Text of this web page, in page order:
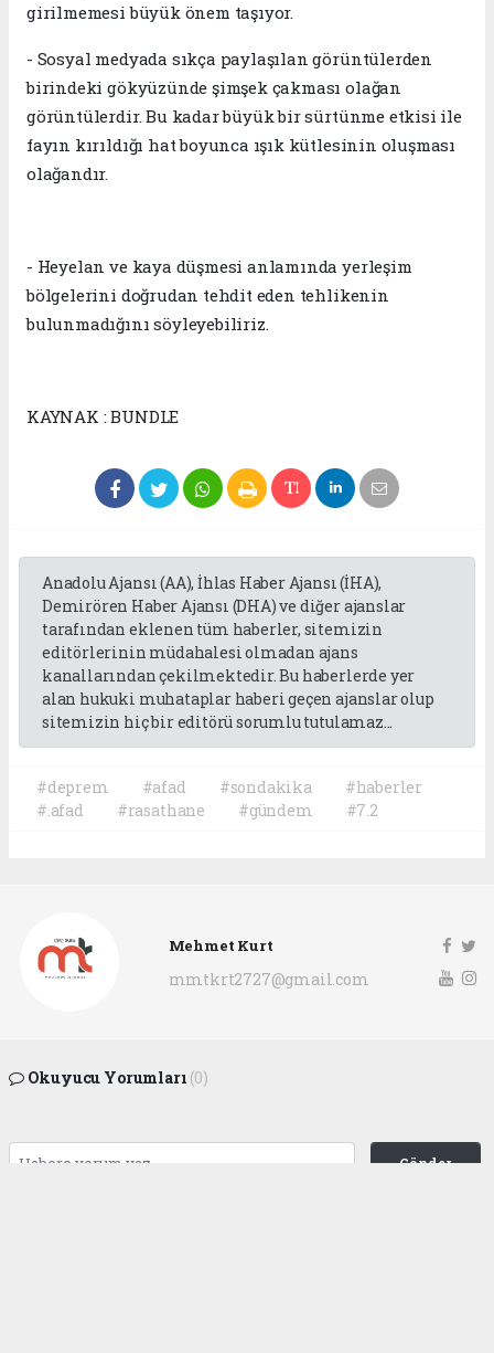
girilmemesi büyük önem taşıyor.
- Sosyal medyada sıkça paylaşılan görüntülerden
birindeki gökyüzünde şimşek çakması olağan
görüntülerdir. Bu kadar büyük bir sürtünme etkisi ile
fayın kırıldığı hat boyunca ışık kütlesinin oluşması
olağandır.
- Heyelan ve kaya düşmesi anlamında yerleşim
bölgelerini doğrudan tehdit eden tehlikenin
bulunmadığını söyleyebiliriz.
KAYNAK : BUNDLE
Anadolu Ajansı (AA), İhlas Haber Ajansı (İHA),
Demirören Haber Ajansı (DHA) ve diğer ajanslar
tarafından eklenen tüm haberler, sitemizin
editörlerinin müdahalesi olmadan ajans
kanallarından çekilmektedir. Bu haberlerde yer
alan hukuki muhataplar haberi geçen ajanslar olup
sitemizin hiç bir editörü sorumlu tutulamaz...
#deprem #afad #sondakika
#haberler
#.afad
#rasathane #gündem #7.2
Mehmet Kurt
mmtkrt2727@gmail.com
Okuyucu Yorumları (0)
Gönder